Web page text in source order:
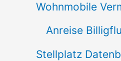
Wohnmobile
Anreise
Stellplatz